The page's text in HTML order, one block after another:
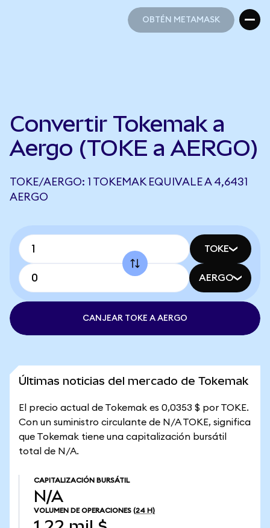
OBTÉN METAMASK
Convertir Tokemak a
Aergo (TOKE a AERGO)
TOKE/AERGO: 1 TOKEMAK EQUIVALE A 4,6431
AERGO
TOKE
AERGO
CANJEAR TOKE A AERGO
Últimas noticias del mercado de Tokemak
El precio actual de Tokemak es 0,0353 $ por TOKE.
Con un suministro circulante de N/A TOKE, significa
que Tokemak tiene una capitalización bursátil
total de N/A.
CAPITALIZACIÓN BURSÁTIL
N/A
VOLUMEN DE OPERACIONES (24 H)